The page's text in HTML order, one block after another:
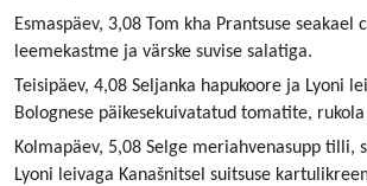
Esmaspäev, 3,08 Tom kha Prantsuse seakael
leemekastme ja värske suvise salatiga.
Teisipäev, 4,08 Seljanka hapukoore ja Lyoni
Bolognese päikesekuivatatud tomatite,
Kolmapäev, 5,08 Selge meriahvenasupp tilli,
Lyoni leivaga Kanašnitsel suitsuse